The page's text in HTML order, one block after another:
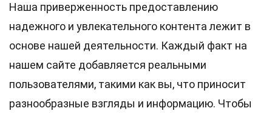
Наша приверженность предоставлению
надежного и увлекательного контента лежит в
основе нашей деятельности. Каждый факт на
нашем сайте добавляется реальными
пользователями, такими как вы, что приносит
разнообразные взгляды и информацию. Чтобы